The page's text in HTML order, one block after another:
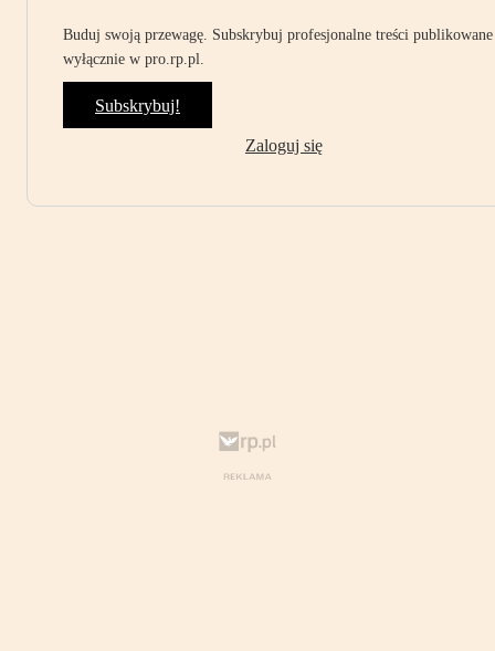
Buduj swoją przewagę. Subskrybuj profesjonalne treści publikowane
wyłącznie w pro.rp.pl.
Subskrybuj!
Zaloguj się